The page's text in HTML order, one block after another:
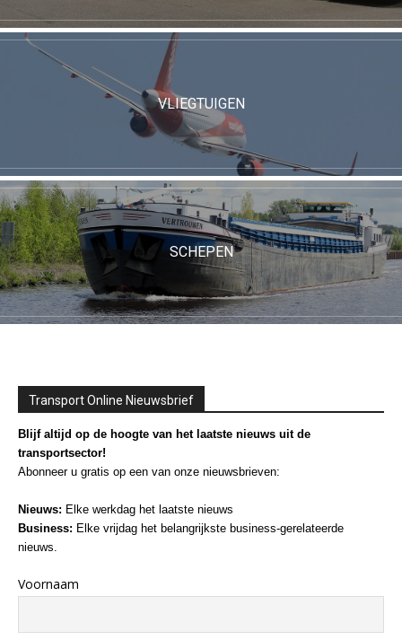
VLIEGTUIGEN
SCHEPEN
Transport Online Nieuwsbrief
Blijf altijd op de hoogte van het laatste nieuws uit de
transportsector!
Abonneer u gratis op een van onze nieuwsbrieven:
Nieuws: Elke werkdag het laatste nieuws
Business: Elke vrijdag het belangrijkste business-gerelateerde
nieuws.
Voornaam